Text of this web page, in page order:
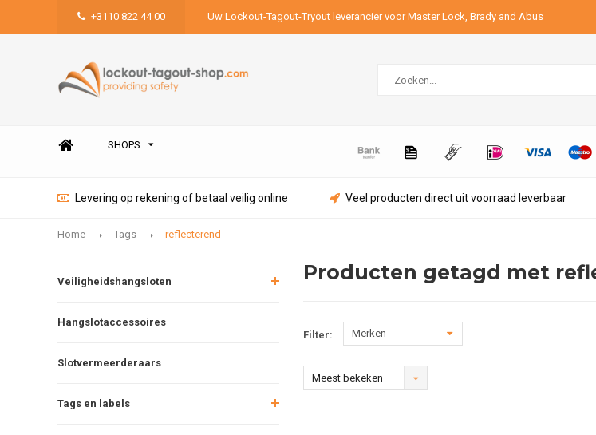
+3110 822 44 00 Uw Lockout-Tagout-Tryout leverancier voor Master Lock, Brady and Abus
SHOPS
Levering op rekening of betaal veilig online Veel producten direct uit voorraad leverbaar
Home Tags reflecterend
Veiligheidshangsloten
Hangslotaccessoires
Slotvermeerderaars
Tags en labels
Producten getagd met
Filter: Merken
Meest bekeken